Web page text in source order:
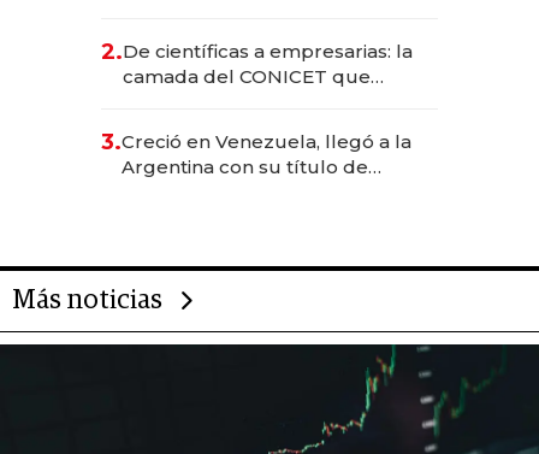
2.De científicas a empresarias: la
camada del CONICET que
3.Creció en Venezuela, llegó a la
Argentina con su título de
Más noticias